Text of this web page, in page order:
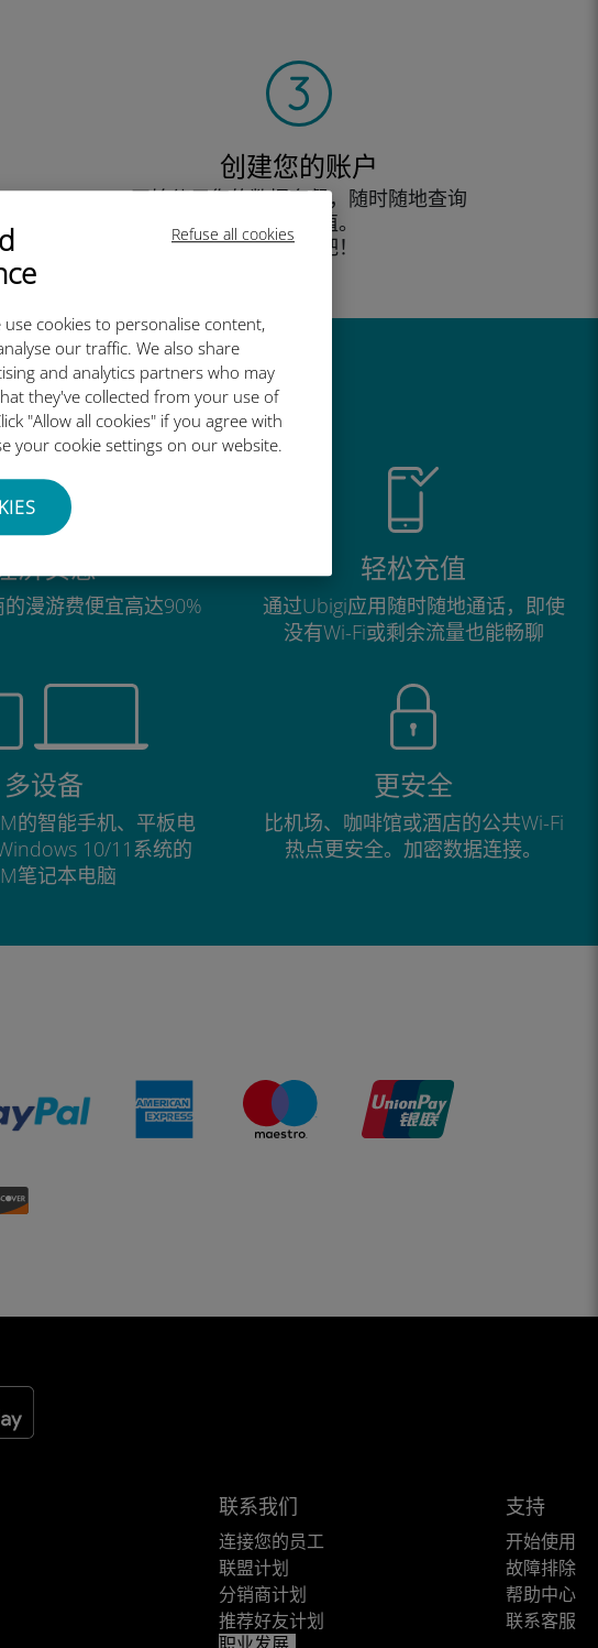
Refuse all cookies
cookies to personalise content,
our traffic. We also share
and analytics partners who may
they've collected from your use of
"Allow all cookies" if you agree with
your cookie settings on our website.
创建您的账户
开始使用您的数据套餐，随时随地查询
余额并充值。
尽情享受吧！
出色
济实惠
漫游费便宜高达90%
轻松充值
通过Ubigi应用随时随地通话，即使
没有Wi-Fi或剩余流量也能畅聊
多设备
的智能手机、平板电
10/11系统的
笔记本电脑
更安全
比机场、咖啡馆或酒店的公共Wi-Fi
热点更安全。加密数据连接。
联系我们
连接您的员工
联盟计划
分销商计划
推荐好友计划
支持
开始使用
故障排除
帮助中心
联系客服